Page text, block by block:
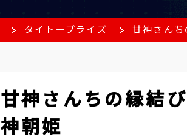
タイトープライズ 甘神さん
甘神さんちの縁
神朝姫